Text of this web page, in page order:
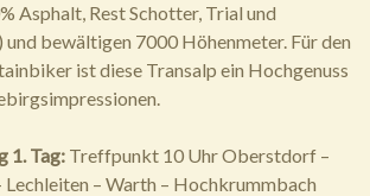
Asphalt, Rest Schotter, Trial und
und bewältigen 7000 Höhenmeter. Für den
ist diese Transalp ein Hochgenuss
1. Tag: Treffpunkt 10 Uhr Oberstdorf –
Lechleiten – Warth – Hochkrummbach